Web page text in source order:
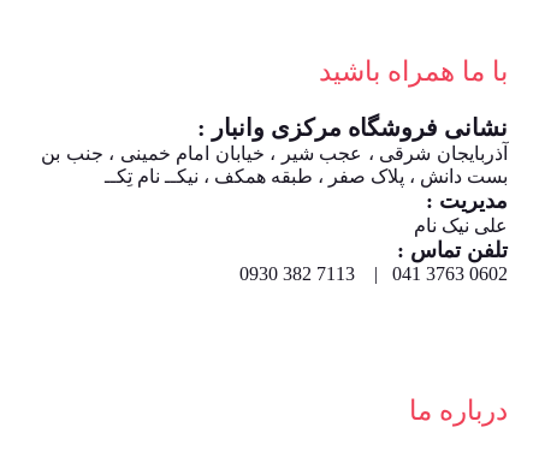
با ما همراه باشید
نشانی فروشگاه مرکزی وانبار :
آذربایجان شرقی ، عجب شیر ، خیابان امام خمینی ، جنب بن
بست دانش ، پلاک صفر ، طبقه همکف ، نیکــ نام تِکــ
مدیریت :
علی نیک نام
تلفن تماس :
0602 3763 041 | 7113 382 0930
درباره ما